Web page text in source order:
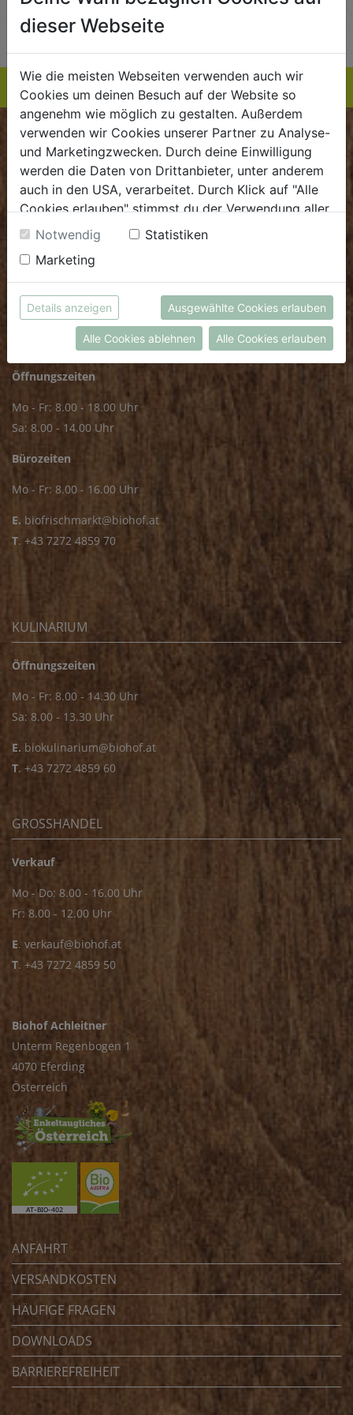
AUF DIE
EINKAUFSLISTE
AUF DIE
BIOKISTE
Kundenservice
Mo - Do: 8.00 - 16.00 Uhr
Fr: 8.00 - 15.00 Uhr
.dieBiokiste@biohof.at
T.+43 7272 2597
FRISCHMARKT
Öffnungszeiten
Mo - Fr: 8.00 - 18.00 Uhr
Sa: 8.00 - 14.00 Uhr
Bürozeiten
Mo - Fr: 8.00 - 16.00 Uhr
E. biofrischmarkt@biohof.at
T. +43 7272 4859 70
KULINARIUM
Öffnungszeiten
Mo - Fr: 8.00 - 14.30 Uhr
Sa: 8.00 - 13.30 Uhr
E. biokulinarium@biohof.at
T. +43 7272 4859 60
GROSSHANDEL
Verkauf
Mo - Do: 8.00 - 16.00 Uhr
Fr: 8.00 - 12.00 Uhr
E. verkauf@biohof.at
T. +43 7272 4859 50
Biohof Achleitner
Unterm Regenbogen 1
4070 Eferding
Österreich
ANFAHRT
VERSANDKOSTEN
HÄUFIGE FRAGEN
DOWNLOADS
BARRIEREFREIHEIT
dieser Webseite
Wie die meisten Webseiten verwenden auch wir
Cookies um deinen Besuch auf der Website so
angenehm wie möglich zu gestalten. Außerdem
verwenden wir Cookies unserer Partner zu Analyse-
und Marketingzwecken. Durch deine Einwilligung
werden die Daten von Drittanbieter, unter anderem
auch in den USA, verarbeitet. Durch Klick auf "Alle
Cookies erlauben" stimmst du der Verwendung aller
Cookies zu. Unter "Details anzeigen" findest du alle
Infos zu den unterschiedlichen Cookies, du kannst
auch entscheiden, welche Cookies du erlauben
möchtest.
Weitere Informationen findest du in unserer
Datenschutzerklärung
bzw. imImpressum
Notwendig
Statistiken
Marketing
Details anzeigen Ausgewählte Cookies erlauben
Alle Cookies ablehnen Alle Cookies erlauben